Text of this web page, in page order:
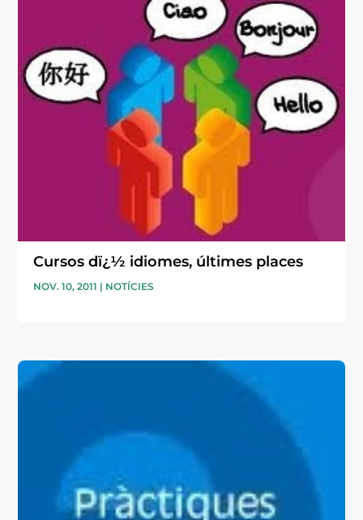
Cursos dï¿½ idiomes, últimes places
NOV. 10, 2011 | NOTÍCIES